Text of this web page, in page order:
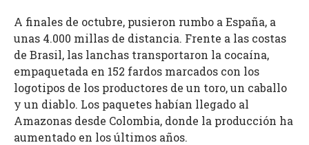
A finales de octubre, pusieron rumbo a España, a
unas 4.000 millas de distancia. Frente a las costas
de Brasil, las lanchas transportaron la cocaína,
empaquetada en 152 fardos marcados con los
logotipos de los productores de un toro, un caballo
y un diablo. Los paquetes habían llegado al
Amazonas desde Colombia, donde la producción ha
aumentado en los últimos años.